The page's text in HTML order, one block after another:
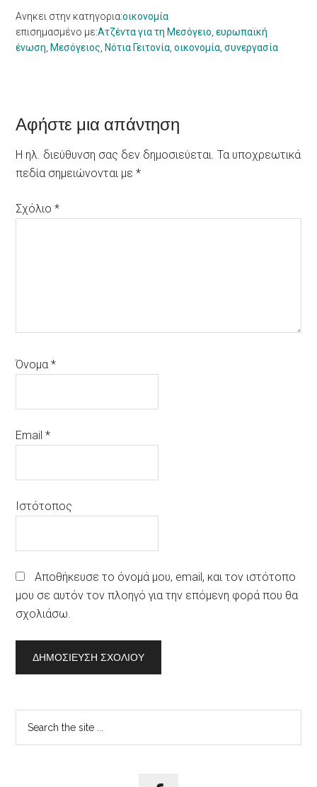
Ανηκει στην κατηγορια:οικονομία
επισημασμένο με:Ατζέντα για τη Μεσόγειο ,ευρωπαϊκή
ένωση ,Μεσόγειος ,Νότια Γειτονία ,οικονομία ,συνεργασία
Reader
Interactions
Αφήστε μια απάντηση
Η ηλ. διεύθυνση σας δεν δημοσιεύεται. Τα υποχρεωτικά
πεδία σημειώνονται με*
Σχόλιο*
Όνομα*
Email*
Ιστότοπος
Αποθήκευσε το όνομά μου, email, και τον ιστότοπο
μου σε αυτόν τον πλοηγό για την επόμενη φορά που θα
σχολιάσω.
Αρχική
Πλευρική